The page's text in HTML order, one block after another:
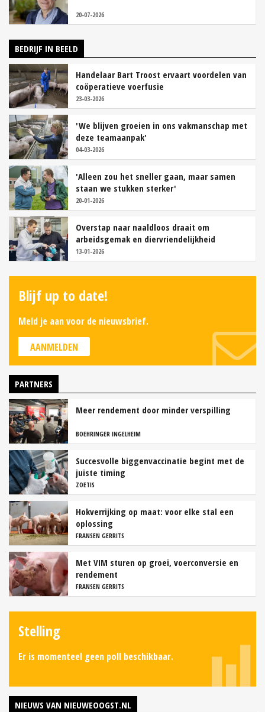
20-07-2026
BEDRIJF IN BEELD
Handelaar Bart Troost ervaart voordelen van
coöperatieve voerfusie
23-03-2026
'We blijven groeien in ons vakmanschap met
deze teamaanpak'
04-03-2026
'Alleen zou het sneller gaan, maar samen
staan we stukken sterker'
20-01-2026
Overstap naar naaldloos draait om
arbeidsgemak en diervriendelijkheid
13-01-2026
Blijf up to date!
Meld je aan voor de nieuwsbrief.
AANMELDEN
PARTNERS
Meer rendement door minder verspilling
BOEHRINGER INGELHEIM
Succesvolle biggenvaccinatie begint met de
juiste timing
ZOETIS
Hokverrijking op maat: voor elke stal een
oplossing
FRANSEN GERRITS
Met VIM sturen op groei, voerconversie en
rendement
FRANSEN GERRITS
Stelling
Er is momenteel geen poll beschikbaar.
NIEUWS VAN NIEUWEOOGST.NL